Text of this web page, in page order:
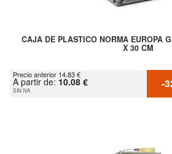
CAJA DE PLASTICO NORMA EUROPA
X 30 CM
Precio anterior 14.83 €
A partir de: 10.08 €
SIN IVA -